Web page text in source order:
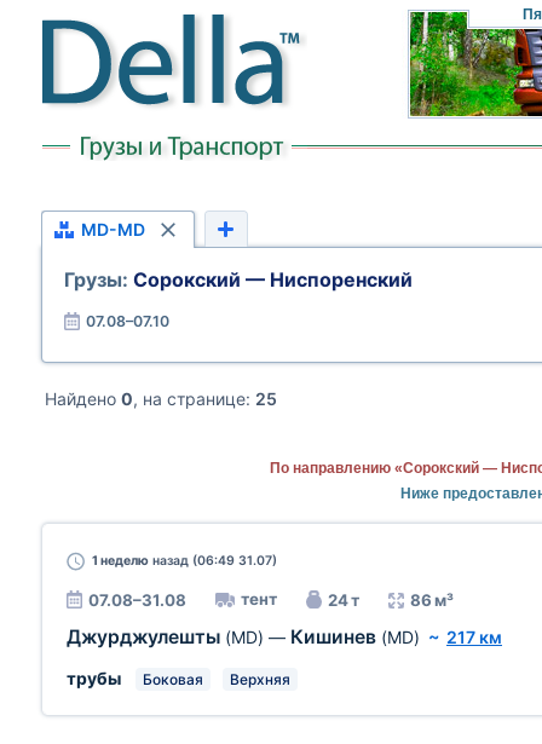
MD-MD
Грузы: Сорокский — Ниспоренский
07.08–07.10
Найдено 0, на странице: 25
По направлению «Сорокский —
Ниже
1 неделю назад (06:49 31.07)
07.08–31.08 тент 24 т 86 м³
Джурджулешты (MD) — Кишинев (MD) ~ 217 км
трубы
Боковая Верхняя